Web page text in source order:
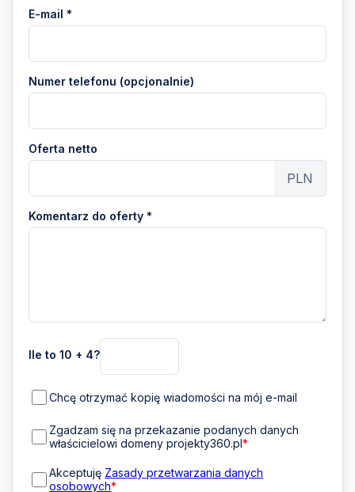
E-mail *
Numer telefonu (opcjonalnie)
Oferta netto
PLN
Komentarz do oferty *
Ile to 10 + 4?
Chcę otrzymać kopię wiadomości na mój e-mail
Zgadzam się na przekazanie podanych danych
właścicielowi domeny projekty360.pl*
Akceptuję Zasady przetwarzania danych
osobowych*